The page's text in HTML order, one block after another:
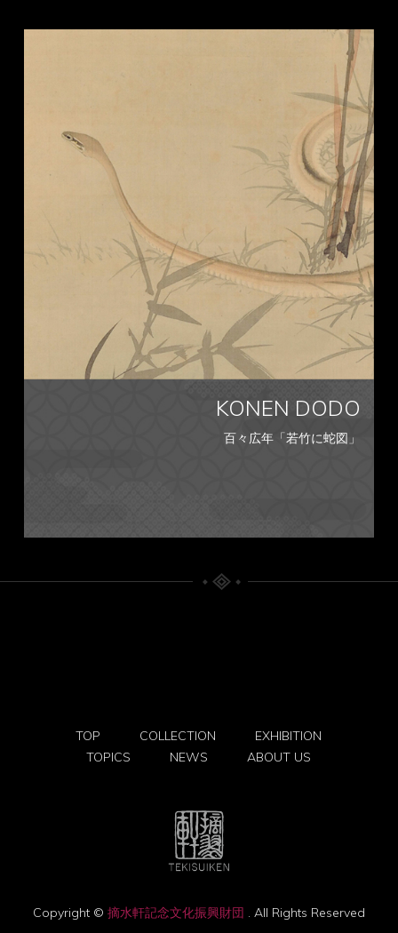
KONEN DODO
百々広年「若竹に蛇図」
TOP COLLECTION
EXHIBITION
TOPICS
NEWS ABOUT US
Copyright © 摘水軒記念文化振興財団 . All Rights Reserved